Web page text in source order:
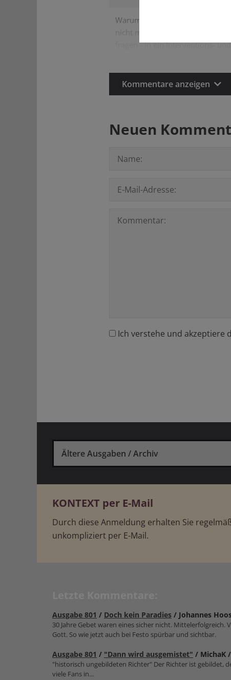
Warum soll der Austritt aus der
nicht mehr. Es war damals ein
fragen - in ein Interventions-
Kommentare anzeigen
Neuen
Ich verstehe und akzeptiere
Ältere Ausgaben / Archiv
KONTEXT per E-Mail
Durch diese Anmeldung erhalten Sie
unkompliziert per E-Mail.
Ausgabe 801 / Doch kein Paradies / Johannes
30 Jahre Gebet waren eines sicher nicht.
Gott. So wie jetzt auch bei Festo spürbar und sichtbar.
Ausgabe 801 / "Dann wird ausgemistet" / MichaK /
"historisch ungebildeten Richter" Der Richter ist gebildet,
viele Fans in...